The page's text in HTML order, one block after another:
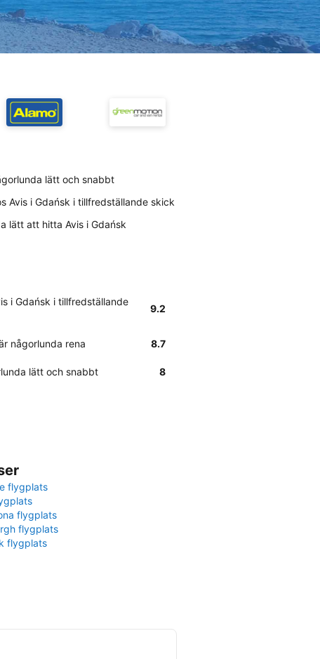
lätt och snabbt
Avis i Gdańsk i tillfredställande skick
lätt att hitta Avis i Gdańsk
i Gdańsk i tillfredställande
9.2
någorlunda rena 8.7
lätt och snabbt 8
flygplats
flygplats
flygplats
flygplats